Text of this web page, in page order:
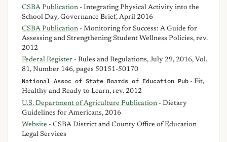
CSBA Publication - Integrating Physical Activity into the
School Day, Governance Brief, April 2016
CSBA Publication - Monitoring for Success: A Guide for
Assessing and Strengthening Student Wellness Policies, rev.
2012
Federal Register - Rules and Regulations, July 29, 2016, Vol.
81, Number 146, pages 50151-50170
National Assoc of State Boards of Education Pub - Fit,
Healthy and Ready to Learn, rev. 2012
U.S. Department of Agriculture Publication - Dietary
Guidelines for Americans, 2016
Website - CSBA District and County Office of Education
Legal Services